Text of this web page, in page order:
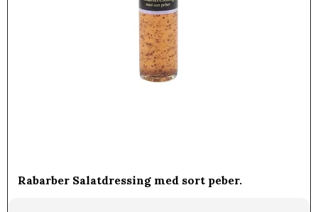
Rabarber Salatdressing med sort peber.